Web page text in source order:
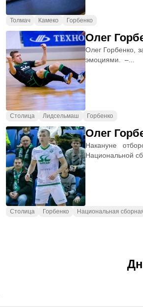
Толмач Камеко Горбенко
Олег
Олег Горбенко,
эмоциями. –...
Столица Лидсельмаш Горбенко
Олег
Накануне
Национальной
Столица Горбенко Национальная